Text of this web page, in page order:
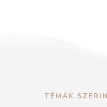
TÉMÁK